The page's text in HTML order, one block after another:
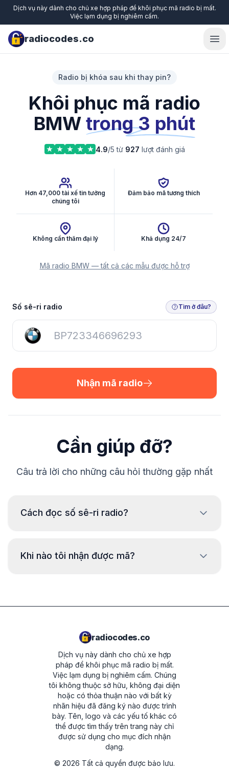
Dịch vụ này dành cho chủ xe hợp pháp để khôi phục mã radio bị mất.
Việc lạm dụng bị nghiêm cấm.
radiocodes.co
Radio bị khóa sau khi thay pin?
Khôi phục mã radio
BMW trong 3 phút
4.9/5 từ 927 lượt đánh giá
Hơn 47,000 tài xế tin tưởng
chúng tôi
Đảm bảo mã tương thích
Không cần thăm đại lý Khả dụng 24/7
Mã radio BMW — tất cả các mẫu được hỗ trợ
Nhận mã radio
Số sê-ri radio Tìm ở đâu?
Nhận mã radio
Cần giúp đỡ?
Câu trả lời cho những câu hỏi thường gặp nhất
Cách đọc số sê-ri radio?
nhãn trên vỏ radio. Số sê-ri thường nằm trên hoặc dưới
mã vạch. Ví dụ:
Khi nào tôi nhận được mã?
radiocodes.co
Dịch vụ này dành cho chủ xe hợp
pháp để khôi phục mã radio bị mất.
Việc lạm dụng bị nghiêm cấm. Chúng
tôi không thuộc sở hữu, không đại diện
hoặc có thỏa thuận nào với bất kỳ
nhãn hiệu đã đăng ký nào được trình
bày. Tên, logo và các yếu tố khác có
thể được tìm thấy trên trang này chỉ
được sử dụng cho mục đích nhận
dạng.
© 2026 Tất cả quyền được bảo lưu.